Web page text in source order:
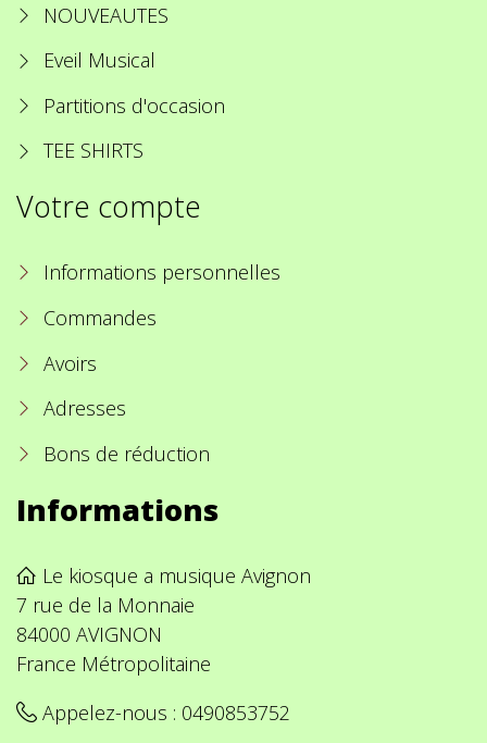
NOUVEAUTES
Eveil Musical
Partitions d'occasion
TEE SHIRTS
Votre compte
Informations personnelles
Commandes
Avoirs
Adresses
Bons de réduction
Informations
Le kiosque a musique Avignon
7 rue de la Monnaie
84000 AVIGNON
France Métropolitaine
Appelez-nous : 0490853752